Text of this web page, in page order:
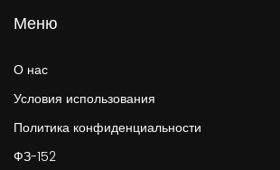
Меню
О нас
Условия использования
Политика конфиденциальности
ФЗ-152